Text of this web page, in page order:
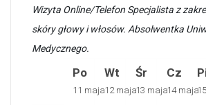
Wizyta Online/Telefon Specjalista z
skóry głowy i włosów. Absolwentka
Medycznego.
Po
11 maja
Wt
12 maja
Śr
13 maja
Cz
14 maja